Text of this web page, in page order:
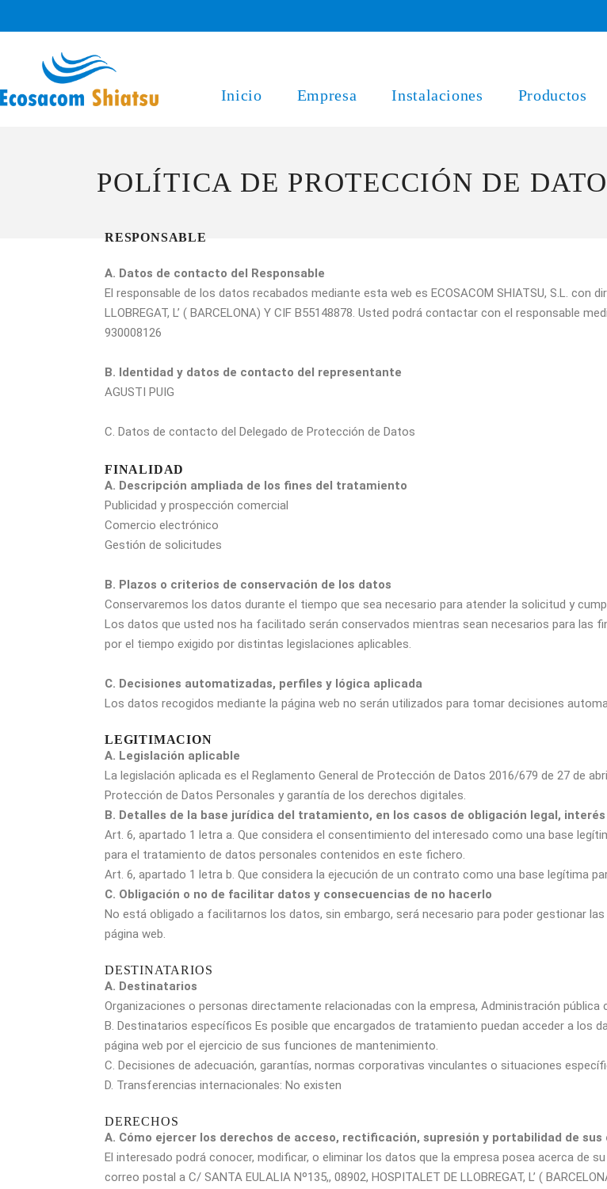
Inicio Empresa Instalaciones Productos
POLÍTICA DE PROTECCIÓN DE
RESPONSABLE
A. Datos de contacto del Responsable
El responsable de los datos recabados mediante esta web es ECOSACOM SHIATSU, S.L. con
LLOBREGAT, L’ ( BARCELONA) Y CIF B55148878. Usted podrá contactar con el responsable
930008126
B. Identidad y datos de contacto del representante
AGUSTI PUIG
C. Datos de contacto del Delegado de Protección de Datos
FINALIDAD
A. Descripción ampliada de los fines del tratamiento
Publicidad y prospección comercial
Comercio electrónico
Gestión de solicitudes
B. Plazos o criterios de conservación de los datos
Conservaremos los datos durante el tiempo que sea necesario para atender la solicitud y
Los datos que usted nos ha facilitado serán conservados mientras sean necesarios para las
por el tiempo exigido por distintas legislaciones aplicables.
C. Decisiones automatizadas, perfiles y lógica aplicada
Los datos recogidos mediante la página web no serán utilizados para tomar decisiones
LEGITIMACION
A. Legislación aplicable
La legislación aplicada es el Reglamento General de Protección de Datos 2016/679 de 27 de
Protección de Datos Personales y garantía de los derechos digitales.
B. Detalles de la base jurídica del tratamiento, en los casos de obligación legal, interés
Art. 6, apartado 1 letra a. Que considera el consentimiento del interesado como una base
para el tratamiento de datos personales contenidos en este fichero.
Art. 6, apartado 1 letra b. Que considera la ejecución de un contrato como una base legítima
C. Obligación o no de facilitar datos y consecuencias de no hacerlo
No está obligado a facilitarnos los datos, sin embargo, será necesario para poder gestionar
página web.
DESTINATARIOS
A. Destinatarios
Organizaciones o personas directamente relacionadas con la empresa, Administración
B. Destinatarios específicos Es posible que encargados de tratamiento puedan acceder a los
página web por el ejercicio de sus funciones de mantenimiento.
C. Decisiones de adecuación, garantías, normas corporativas vinculantes o situaciones
D. Transferencias internacionales: No existen
DERECHOS
A. Cómo ejercer los derechos de acceso, rectificación, supresión y portabilidad de
El interesado podrá conocer, modificar, o eliminar los datos que la empresa posea acerca de
correo postal a C/ SANTA EULALIA Nº135,, 08902, HOSPITALET DE LLOBREGAT, L’ (